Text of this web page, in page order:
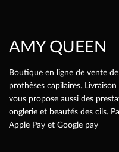
AMY QUEEN
Boutique en ligne de vente
prothèses capilaires.
vous propose aussi des
onglerie et beautés des cils.
Apple Pay et Google pay